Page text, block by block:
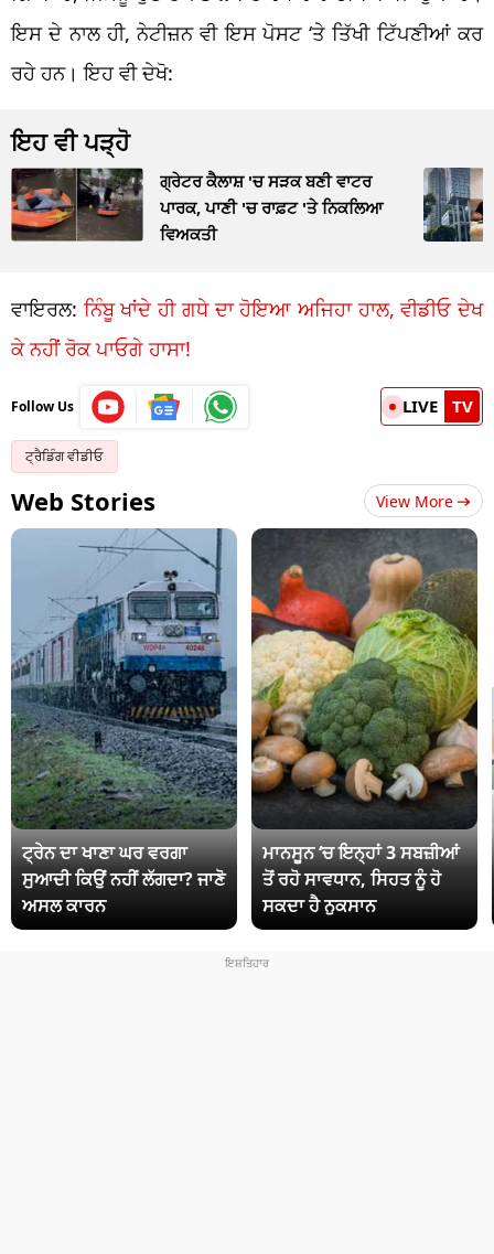
ਇਸ ਦੇ ਨਾਲ ਹੀ, ਨੇਟੀਜ਼ਨ ਵੀ ਇਸ ਪੋਸਟ ‘ਤੇ ਤਿੱਖੀ ਟਿੱਪਣੀਆਂ ਕਰ
ਰਹੇ ਹਨ। ਇਹ ਵੀ ਦੇਖੋ:
ਇਹ ਵੀ ਪੜ੍ਹੋ
ਗ੍ਰੇਟਰ ਕੈਲਾਸ਼ 'ਚ ਸੜਕ ਬਣੀ ਵਾਟਰ
ਪਾਰਕ, ਪਾਣੀ 'ਚ ਰਾਫ਼ਟ 'ਤੇ ਨਿਕਲਿਆ
ਵਿਅਕਤੀ
ਵਾਇਰਲ: ਨਿੰਬੂ ਖਾਂਦੇ ਹੀ ਗਧੇ ਦਾ ਹੋਇਆ ਅਜਿਹਾ ਹਾਲ, ਵੀਡੀਓ ਦੇਖ
ਕੇ ਨਹੀਂ ਰੋਕ ਪਾਓਗੇ ਹਾਸਾ!
Follow Us LIVE TV
ਟ੍ਰੈਡਿੰਗ ਵੀਡੀਓ
Web Stories View More
ਟ੍ਰੇਨ ਦਾ ਖਾਣਾ ਘਰ ਵਰਗਾ
ਸੁਆਦੀ ਕਿਉਂ ਨਹੀਂ ਲੱਗਦਾ? ਜਾਣੋ
ਅਸਲ ਕਾਰਨ
ਮਾਨਸੂਨ ‘ਚ ਇਨ੍ਹਾਂ 3 ਸਬਜ਼ੀਆਂ
ਤੋਂ ਰਹੋ ਸਾਵਧਾਨ, ਸਿਹਤ ਨੂੰ ਹੋ
ਸਕਦਾ ਹੈ ਨੁਕਸਾਨ